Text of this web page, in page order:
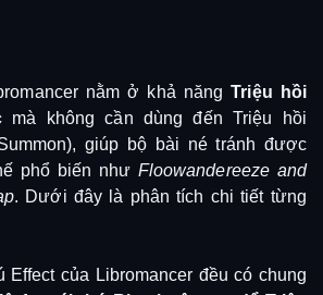
nằm ở khả năngTriệu hồi
mà không cần dùng đến Triệu hồi
giúp bộ bài né tránh được
phổ biến như Floowandereeze and
. Dưới đây là phân tích chi tiết từng
Effect của Libromancer đều có chung